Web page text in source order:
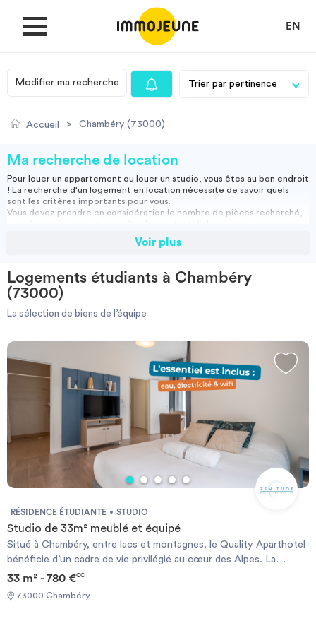
EN
MON COMPTE
Je cherche un logement
Villes
Blog
Modifier ma recherche
Accueil > Chambéry (73000)
Ma recherche de location
Pour louer un appartement ou louer un studio, vous êtes au bon endroit
! La recherche d'un logement en location nécessite de savoir quels
sont les critères importants pour vous.
Vous devez prendre en considération le nombre de pièces recherché,
Vous pouvez louer un appartement meublé, ce qui vous permettra
Studio, appartement vide ou meublé, location courte durée :
retrouvez nos annonces immobilières et effectuez votre recherche
pour trouver la location qui vous convient.
Résidence étudiante-Location étudiant
Voir plus
Logements étudiants à Chambéry
(73000)
La sélection de biens de l’équipe
RÉSIDENCE ÉTUDIANTE STUDIO
Studio de 33m² meublé et équipé
Situé à Chambéry, entre lacs et montagnes, le Quality Aparthotel
bénéficie d’un cadre de vie privilégié au cœur des Alpes. La
résidence offre un environnement à la fois paisible et dynamique,
particulièrement adapté aux étudiants, aux jeunes actifs et aux
séjours de moyenne ou longue durée, en combinant nature,
33 m² - 780 €CC
73000 Chambéry